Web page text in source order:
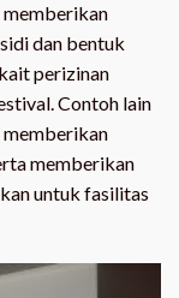
memberikan
dan bentuk
perizinan
Contoh lain
memberikan
untuk fasilitas